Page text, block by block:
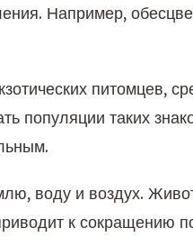
Например,
питомцев,
популяции таких
воду и воздух.
к сокращению